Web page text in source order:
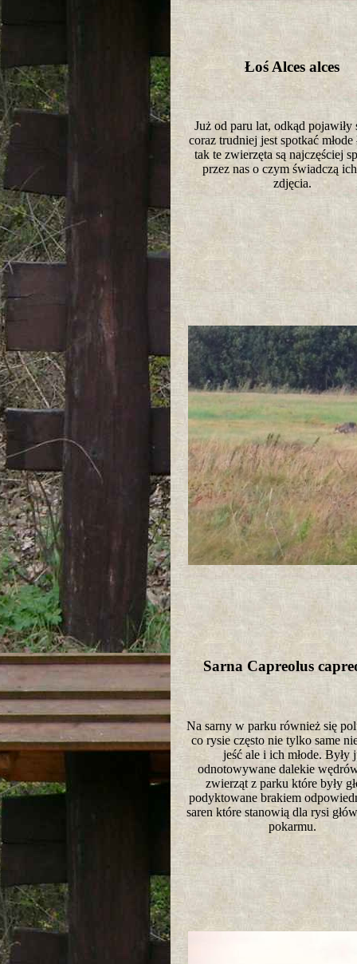
Łoś Alces alces
Już od paru lat, odkąd
coraz trudniej jest spotkać młode
tak te zwierzęta są najczęściej
przez nas o czym świadczą
zdjęcia.
Sarna Capreolus
Na sarny w parku również się
co rysie często nie tylko same
jeść ale i ich młode. Były
odnotowywane dalekie
zwierząt z parku które były
podyktowane brakiem
saren które stanowią dla rysi
pokarmu.